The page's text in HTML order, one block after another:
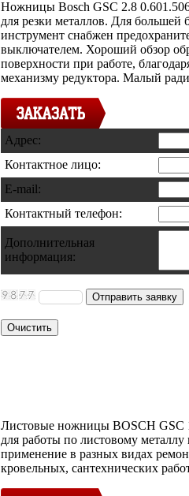
Ножницы Bosch GSC 2.8
для резки металлов. Для большей
инструмент снабжен
выключателем. Хороший обзор
поверхности при работе,
механизму редуктора. Малый
Адрес:
Контактное лицо:
E-mail:
Контактный телефон:
Дополнительная
информация:
Листовые ножницы BOSCH GSC
для работы по листовому
применение в разных видах
кровельных, сантехнических